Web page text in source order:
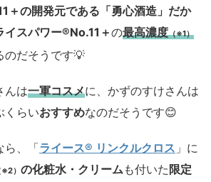
＋の開発元である「勇心酒造」 だか
イスパワー®No.11＋の最高濃度（※1）
のだそうです💡
んは一軍コスメに、かずのすけさんは
くらいおすすめなのだそうです😊
ら、「ライース® リンクルクロス 」に
※2） の化粧水・クリームも付いた 限定